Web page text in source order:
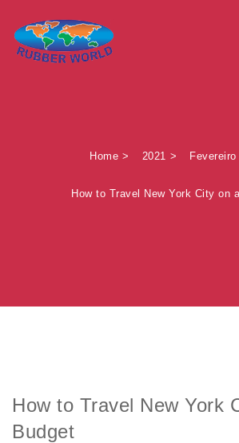
Home 2021 Fevereiro
How to Travel New York City on
How to Travel New York
Budget